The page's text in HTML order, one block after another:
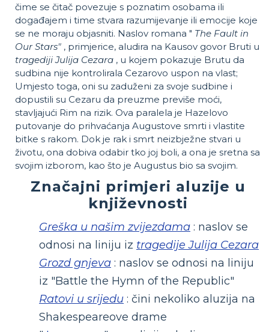
čime se čitač povezuje s poznatim osobama ili
događajem i time stvara razumijevanje ili emocije koje
se ne moraju objasniti. Naslov romana " The Fault in
Our Stars" , primjerice, aludira na Kausov govor Bruti u
tragediji Julija Cezara , u kojem pokazuje Brutu da
sudbina nije kontrolirala Cezarovo uspon na vlast;
Umjesto toga, oni su zaduženi za svoje sudbine i
dopustili su Cezaru da preuzme previše moći,
stavljajući Rim na rizik. Ova paralela je Hazelovo
putovanje do prihvaćanja Augustove smrti i vlastite
bitke s rakom. Dok je rak i smrt neizbježne stvari u
životu, ona dobiva odabir tko joj boli, a ona je sretna sa
svojim izborom, kao što je Augustus bio sa svojim.
Značajni primjeri aluzije u
književnosti
Greška u našim zvijezdama : naslov se
odnosi na liniju iz tragedije Julija Cezara
Grozd gnjeva : naslov se odnosi na liniju
iz "Battle the Hymn of the Republic"
Ratovi u srijedu : čini nekoliko aluzija na
Shakespeareove drame